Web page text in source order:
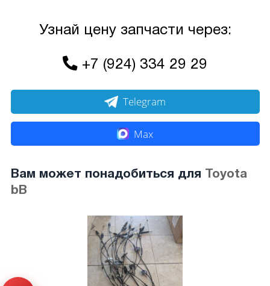
Узнай цену запчасти через:
+7 (924) 334 29 29
Telegram
Max
Вам может понадобиться для Toyota
bB